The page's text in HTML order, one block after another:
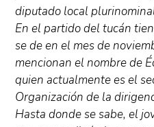
diputado local
En el partido del tucán
se de en el mes de
mencionan el nombre de
quien actualmente es el
Organización de la
Hasta donde se sabe, el